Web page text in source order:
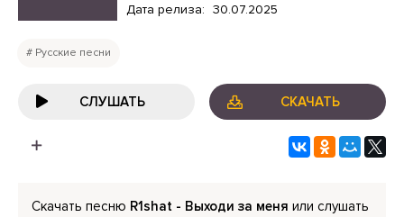
Дата релиза: 30.07.2025
Русские песни
СЛУШАТЬ СКАЧАТЬ
Скачать песню R1shat - Выходи за меня или слушать